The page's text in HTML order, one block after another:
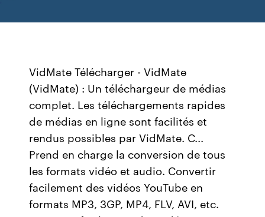
VidMate Télécharger - VidMate
(VidMate) : Un téléchargeur de médias
complet. Les téléchargements rapides
de médias en ligne sont facilités et
rendus possibles par VidMate. C...
Prend en charge la conversion de tous
les formats vidéo et audio. Convertir
facilement des vidéos YouTube en
formats MP3, 3GP, MP4, FLV, AVI, etc.